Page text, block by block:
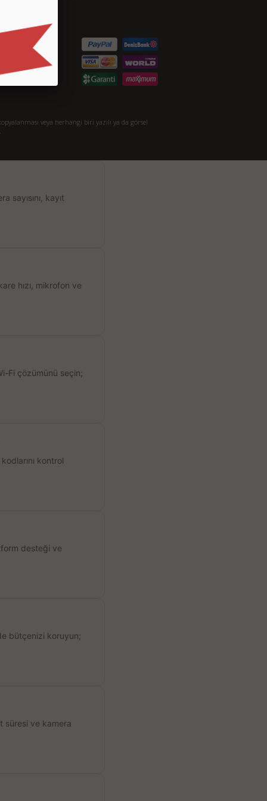
Arama
veya herhangi biri yazılı ya da görsel
kayıt
hızı, mikrofon ve
Fi çözümünü seçin;
kontrol
desteği ve
bütçenizi koruyun;
süresi ve kamera